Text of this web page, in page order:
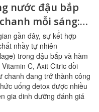
nước đậu bắp
mỗi sáng:
máu, ổn
huyết
gần đây, sự kết hợp
nhầy tự nhiên
trong đậu bắp và hàm
C, Axit Citric dồi
chanh đang trở thành công
uống detox được nhiều
gia dinh dưỡng đánh giá